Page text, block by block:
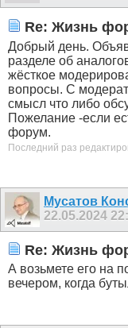
Re: Жизнь
Добрый день.
разделе об
жёсткое
вопросы. С
смысл что либо
Пожелание -если
форум.
Последний раз
Мусатов
22.05.2024
Re: Жизнь
А возьмете его на
вечером, когда